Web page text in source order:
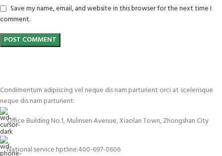
Save my name, email, and website in this browser for the next time I
comment.
Condimentum adipiscing vel neque dis nam parturient orci at scelerisque
neque dis nam parturient.
Office Building No.1, Mulinsen Avenue, Xiaolan Town, Zhongshan City
National service hptline:400-697-0606